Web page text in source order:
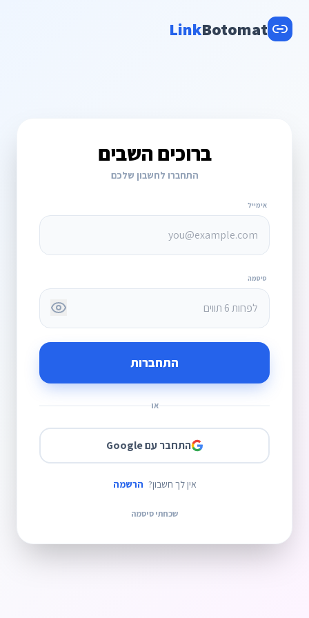
Botomat
Link
ברוכים השבים
התחברו לחשבון שלכם
אימייל
סיסמה
התחברות
או
התחבר עם Google
אין לך חשבון? הרשמה
שכחתי סיסמה